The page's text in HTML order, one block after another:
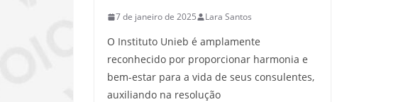
7 de janeiro de 2025 Lara Santos
O Instituto Unieb é amplamente
reconhecido por proporcionar harmonia e
bem-estar para a vida de seus consulentes,
auxiliando na resolução